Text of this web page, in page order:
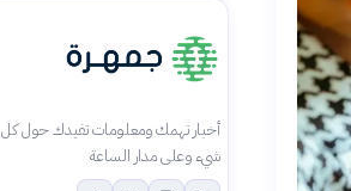
أخبار تهمك ومعلومات تفيدك حول كل
شيء وعلى مدار الساعة